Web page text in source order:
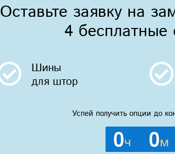
Оставьте заявку на
4 бесплатные
Шины
для штор
Успей получить опции до
0ч 0м